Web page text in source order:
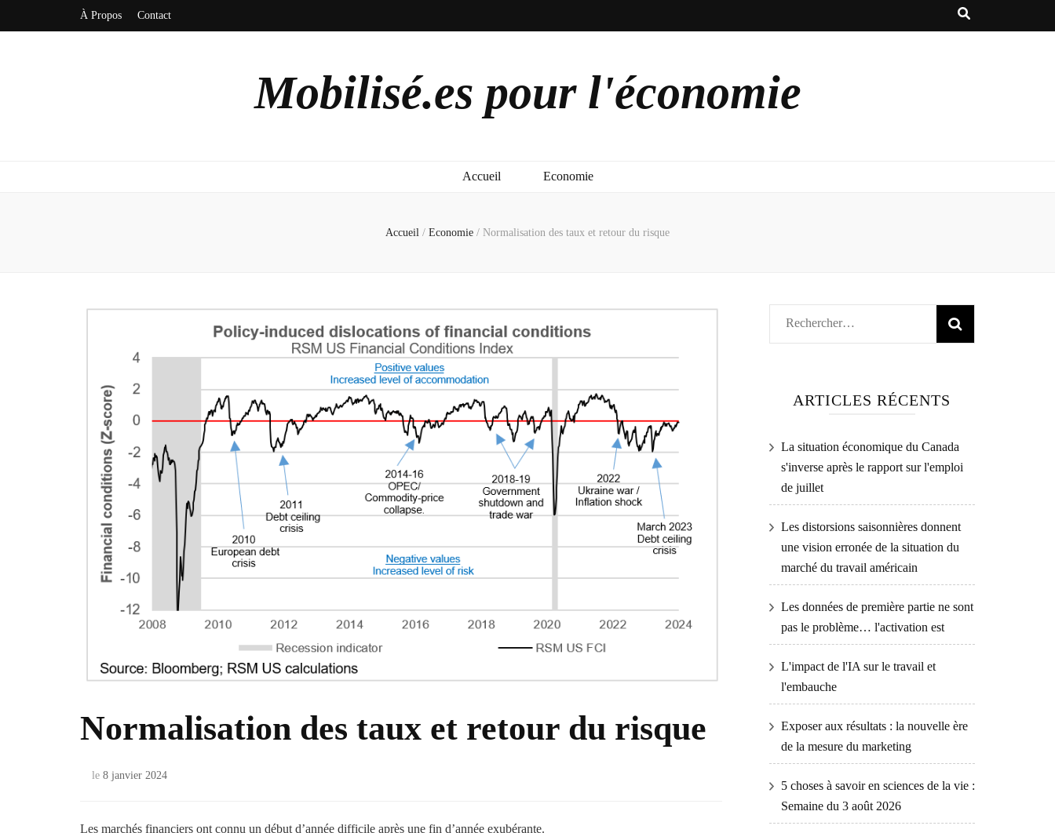
À Propos Contact
Mobilisé.es pour l'économie
Accueil Economie
Accueil / Economie / Normalisation des taux et retour du risque
Normalisation des taux et retour du risque
le 8 janvier 2024
Les marchés financiers ont connu un début d’année difficile après une fin d’année exubérante.
Rechercher :
ARTICLES RÉCENTS
La situation économique du Canada
s'inverse après le rapport sur l'emploi
de juillet
Les distorsions saisonnières donnent
une vision erronée de la situation du
marché du travail américain
Les données de première partie ne sont
pas le problème… l'activation est
L'impact de l'IA sur le travail et
l'embauche
Exposer aux résultats : la nouvelle ère
de la mesure du marketing
5 choses à savoir en sciences de la vie :
Semaine du 3 août 2026